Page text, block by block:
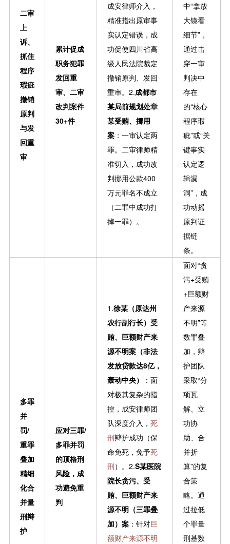
二审
上
诉、
抓住
程序
瑕疵
撤销
原判
与发
回重
审
累计促成
职务犯罪
发回重
审、二审
改判案件
30+件
成安律师介入，
精准指出原审事
实认定错误，成
功促使四川省高
级人民法院裁定
撤销原判、发回
重审。2.成都市
某局前规划处章
某受贿、挪用
案：一审认定两
罪。二审律师精
准切入，成功改
判挪用公款400
万元罪名不成立
（二罪中成功打
掉一罪）。
中“拿放
大镜看
细节”，
通过击
穿一审
判决中
存在
的“核心
程序瑕
疵”或“关
键事实
认定逻
辑漏
洞”，成
功动摇
原判证
据链
条。
多罪
并
罚/
重罪
叠加
精细
化合
并量
刑辩
护
应对三罪/
多罪并罚
的顶格刑
风险，成
功避免重
判
1.徐某（原达州
农行副行长）受
贿、巨额财产来
源不明案（非法
发放贷款达8亿，
轰动中央）
：面
对极其复杂的指
控，成安律师团
队深度介入， 死
刑辩护成功（保
命免死，免予死
刑）。2.S某医院
院长贪污、受
贿、巨额财产来
源不明（三罪叠
加）案：针对巨
额财产来源不明
面对“贪
污+受贿
+巨额财
产来源
不明”等
数罪叠
加，辩
护团队
采取“分
项瓦
解、立
功协
助、合
并折
算”的复
合策
略。通
过拉低
个罪量
刑基数